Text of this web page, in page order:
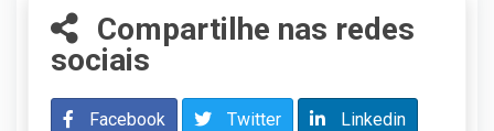
Compartilhe nas redes
sociais
Facebook Twitter Linkedin